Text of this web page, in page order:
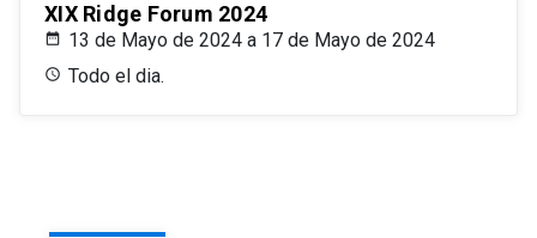
XIX Ridge Forum 2024
13 de Mayo de 2024 a 17 de Mayo de 2024
Todo el dia.